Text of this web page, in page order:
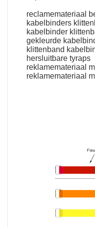
reclamemateriaal
kabelbinders
kabelbinder
gekleurde
klittenband
hersluitbare tyraps
reklamemateriaal
reklamemateriaal